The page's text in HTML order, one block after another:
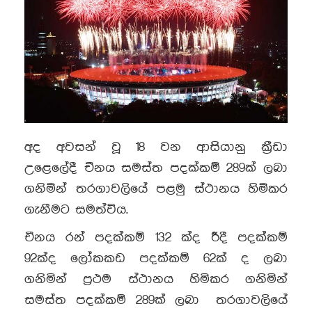
අද අවසන් වූ 18 වන ආසියානු ක්‍රීඩා
උළෙලේදී චීනය සමස්ත පදක්කම් 289ක් ලබා
ගනිමින් තරගාවලියේ පළමු ස්ථානය හිමිකර
ගැනීමට සමත්විය.
චීනය රන් පදක්කම් 132 ක්ද රීදී පදක්කම්
92ක්ද ලෝකකඩ පදක්කම් 62ක් ද ලබා
ගනිමින් ප්‍රථම ස්ථානය හිමිකර ගනිමින්
සමස්ත පදක්කම් 289ක් ලබා තරගාවලියේ